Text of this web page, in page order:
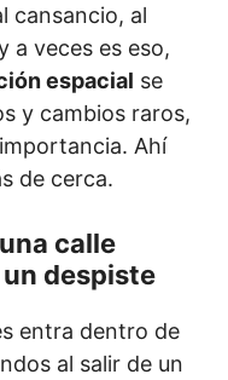
cansancio, al
a veces es eso,
espacial se
y cambios raros,
Ahí
de cerca.
calle
despiste
entra dentro de
al salir de un